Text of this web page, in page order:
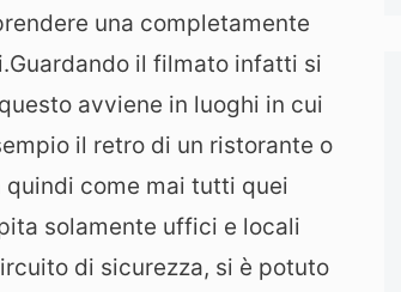
una completamente
Guardando il filmato infatti si
avviene in luoghi in cui
il retro di un ristorante o
quindi come mai tutti quei
solamente uffici e locali
di sicurezza, si è potuto